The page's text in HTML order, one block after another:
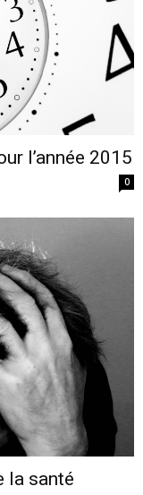
l’année 2015
0
la santé